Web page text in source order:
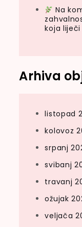
Na
koja liječi
Arhiva
listopad
kolovoz
srpanj
svibanj
travanj
ožujak
veljača